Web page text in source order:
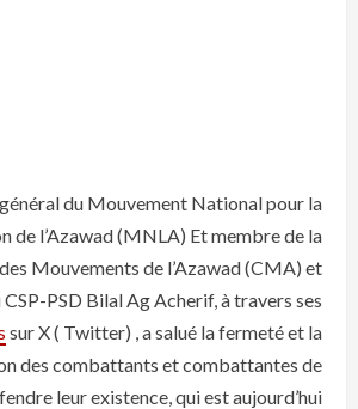
du Mouvement National pour la
de l’Azawad (MNLA) Et membre de la
Mouvements de l’Azawad (CMA) et
PSD Bilal Ag Acherif, à travers ses
sur X ( Twitter) , a salué la fermeté et la
des combattants et combattantes de
leur existence, qui est aujourd’hui